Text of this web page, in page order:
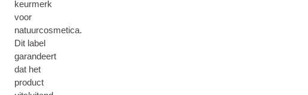
keurmerk
voor
natuurcosmetica.
Dit label
garandeert
dat het
product